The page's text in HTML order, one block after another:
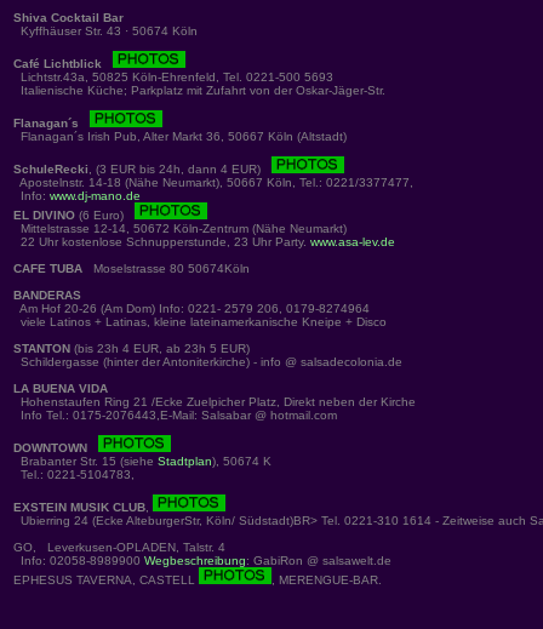
Shiva Cocktail Bar
Kyffhäuser Str. 43 · 50674 Köln
Café Lichtblick
Lichtstr.43a, 50825 Köln-Ehrenfeld, Tel. 0221-500 5693
Italienische Küche; Parkplatz mit Zufahrt von der Oskar-Jäger-Str.
Flanagan´s
Flanagan´s Irish Pub, Alter Markt 36, 50667 Köln (Altstadt)
SchuleRecki, (3 EUR bis 24h, dann 4 EUR)
Apostelnstr. 14-18 (Nähe Neumarkt), 50667 Köln, Tel.: 0221/3377477,
Info: www.dj-mano.de
EL DIVINO (6 Euro)
Mittelstrasse 12-14, 50672 Köln-Zentrum (Nähe Neumarkt)
22 Uhr kostenlose Schnupperstunde, 23 Uhr Party. www.asa-lev.de
CAFE TUBA Moselstrasse 80 50674Köln
BANDERAS
Am Hof 20-26 (Am Dom) Info: 0221- 2579 206, 0179-8274964
viele Latinos + Latinas, kleine lateinamerkanische Kneipe + Disco
STANTON (bis 23h 4 EUR, ab 23h 5 EUR)
Schildergasse (hinter der Antoniterkirche) - info @ salsadecolonia.de
LA BUENA VIDA
Hohenstaufen Ring 21 /Ecke Zuelpicher Platz, Direkt neben der Kirche
Info Tel.: 0175-2076443,E-Mail: Salsabar @ hotmail.com
DOWNTOWN
Brabanter Str. 15 (siehe Stadtplan), 50674 K
Tel.: 0221-5104783,
EXSTEIN MUSIK CLUB,
Ubierring 24 (Ecke AlteburgerStr, Köln/ Südstadt)BR> Tel. 0221-310 1614 - Zeitweise auch
GO, Leverkusen-OPLADEN, Talstr. 4
Info: 02058-8989900 Wegbeschreibung: GabiRon @ salsawelt.de
EPHESUS TAVERNA, CASTELL
, MERENGUE-BAR.